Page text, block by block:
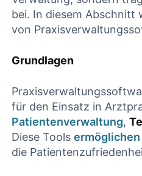
CONTINUE
bei. In diesem Abschnitt
⁢von
Grundlagen
für den Einsatz in
Patientenverwaltung,
Diese Tools ermöglichen
die